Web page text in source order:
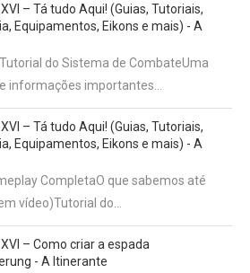
– Tá tudo Aqui! (Guias, Tutoriais,
Equipamentos, Eikons e mais) - A
do Sistema de CombateUma
informações importantes…
– Tá tudo Aqui! (Guias, Tutoriais,
Equipamentos, Eikons e mais) - A
CompletaO que sabemos até
vídeo)Tutorial do…
– Como criar a espada
- A Itinerante